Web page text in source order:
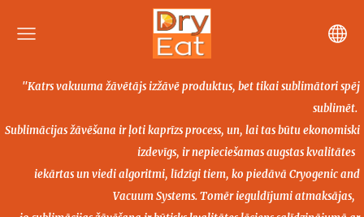
"Katrs vakuuma žāvētājs izžāvē produktus, bet tikai sublimātori spēj
sublimēt.
Sublimācijas žāvēšana ir ļoti kaprīzs process, un, lai tas būtu ekonomiski
izdevīgs, ir nepieciešamasaugstas kvalitātes
iekārtas un viedi algoritmi, līdzīgi tiem, ko piedāvā Cryogenic and
Vacuum Systems.Tomēr ieguldījumi atmaksājas,